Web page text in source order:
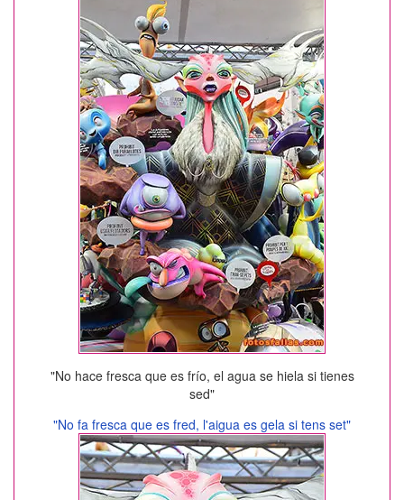
"No hace fresca que es frío, el agua se hiela si tienes
sed"
"No fa fresca que es fred, l'aigua es gela si tens set"